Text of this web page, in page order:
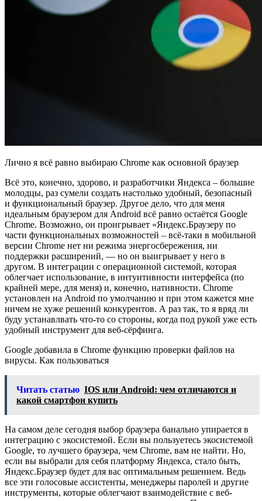
Лично я всё равно выбираю Chrome как основной браузер
Всё это, конечно, здорово, и разработчики Яндекса – большие
молодцы, раз сумели создать настолько удобный, безопасный
и функциональный браузер. Другое дело, что для меня
идеальным браузером для Android всё равно остаётся Google
Chrome. Возможно, он проигрывает «Яндекс.Браузеру по
части функциональных возможностей – всё-таки в мобильной
версии Chrome нет ни режима энергосбережения, ни
поддержки расширений, — но он выигрывает у него в
другом. В интеграции с операционной системой, которая
облегчает использование, в интуитивности интерфейса (по
крайней мере, для меня) и, конечно, нативности. Chrome
установлен на Android по умолчанию и при этом кажется мне
ничем не хуже решений конкурентов. А раз так, то я вряд ли
буду устанавлвать что-то со стороны, когда под рукой уже есть
удобный инструмент для веб-сёрфинга.
Google добавила в Chrome функцию проверки файлов на
вирусы. Как пользоваться
Читать статью IOS или Android: чем отличаются и
какой смартфон купить
На самом деле сегодня выбор браузера банально упирается в
интеграцию с экосистемой. Если вы пользуетесь экосистемой
Google, то лучшего браузера, чем Chrome, вам не найти. Но,
если вы выбрали для себя платформу Яндекса, стало быть,
Яндекс.Браузер будет для вас оптимальным решением. Ведь
все эти голосовые ассистенты, менеджеры паролей и другие
инструменты, которые облегчают взаимодействие с веб-